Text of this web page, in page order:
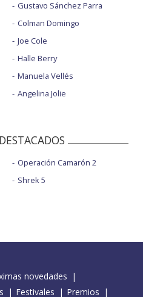
Gustavo Sánchez Parra
Colman Domingo
Joe Cole
Halle Berry
Manuela Vellés
Angelina Jolie
Operación Camarón 2
Shrek 5
novedades
Festivales
Premios